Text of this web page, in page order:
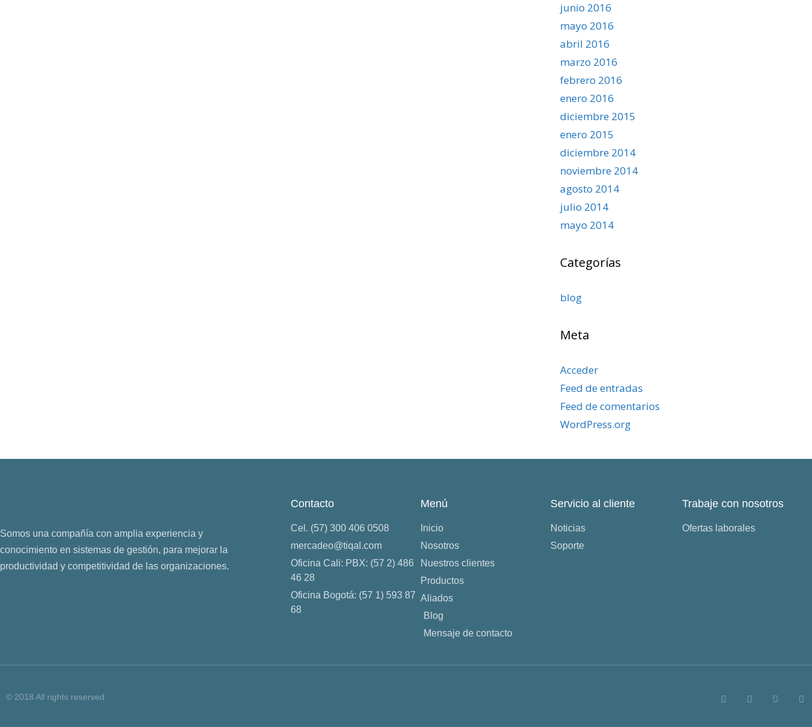
junio 2016
mayo 2016
abril 2016
marzo 2016
febrero 2016
enero 2016
diciembre 2015
enero 2015
diciembre 2014
noviembre 2014
agosto 2014
julio 2014
mayo 2014
Categorías
blog
Meta
Acceder
Feed de entradas
Feed de comentarios
WordPress.org
Somos una compañía con amplia experiencia y
conocimiento en sistemas de gestión, para mejorar la
productividad y competitividad de las organizaciones.
Contacto
Cel. (57) 300 406 0508
mercadeo@tiqal.com
Oficina Cali: PBX: (57 2) 486
46 28
Oficina Bogotá: (57 1) 593 87
68
Menú
Inicio
Nosotros
Nuestros clientes
Productos
Aliados
Blog
Mensaje de contacto
Servicio al cliente
Noticias
Soporte
Trabaje con nosotros
Ofertas laborales
© 2018 All rights reserved